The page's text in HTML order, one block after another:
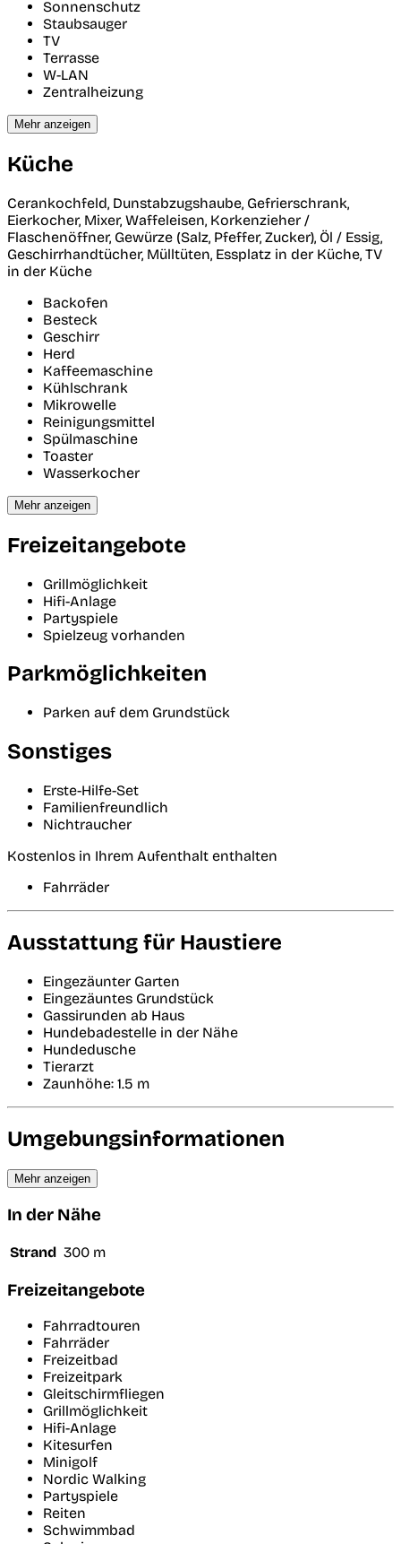
Sonnenschutz
Staubsauger
TV
Terrasse
W-LAN
Zentralheizung
Mehr anzeigen
Küche
Cerankochfeld, Dunstabzugshaube, Gefrierschrank,
Eierkocher, Mixer, Waffeleisen, Korkenzieher /
Flaschenöffner, Gewürze (Salz, Pfeffer, Zucker), Öl / Essig,
Geschirrhandtücher, Mülltüten, Essplatz in der Küche, TV
in der Küche
Backofen
Besteck
Geschirr
Herd
Kaffeemaschine
Kühlschrank
Mikrowelle
Reinigungsmittel
Spülmaschine
Toaster
Wasserkocher
Mehr anzeigen
Freizeitangebote
Grillmöglichkeit
Hifi-Anlage
Partyspiele
Spielzeug vorhanden
Parkmöglichkeiten
Parken auf dem Grundstück
Sonstiges
Erste-Hilfe-Set
Familienfreundlich
Nichtraucher
Kostenlos in Ihrem Aufenthalt enthalten
Fahrräder
Ausstattung für Haustiere
Eingezäunter Garten
Eingezäuntes Grundstück
Gassirunden ab Haus
Hundebadestelle in der Nähe
Hundedusche
Tierarzt
Zaunhöhe: 1.5 m
Umgebungsinformationen
Mehr anzeigen
In der Nähe
Strand 300 m
Freizeitangebote
Fahrradtouren
Fahrräder
Freizeitbad
Freizeitpark
Gleitschirmfliegen
Grillmöglichkeit
Hifi-Anlage
Kitesurfen
Minigolf
Nordic Walking
Partyspiele
Reiten
Schwimmbad